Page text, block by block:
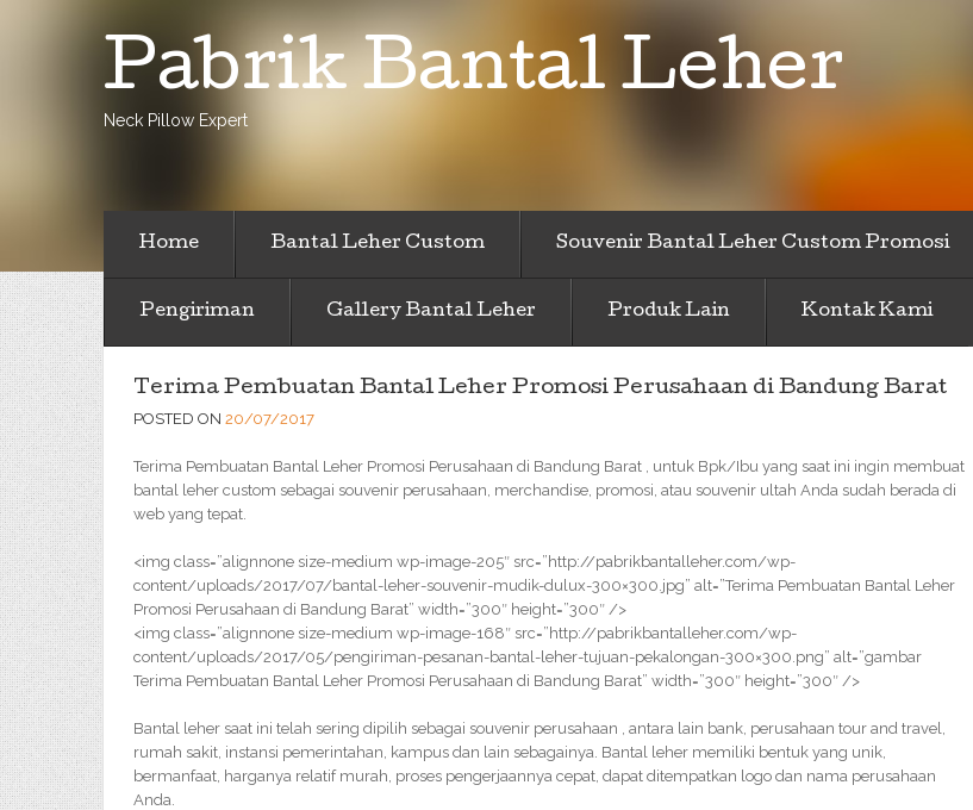
Pabrik Bantal Leher
Neck Pillow Expert
Home Bantal Leher Custom Souvenir Bantal Leher Custom Promosi
Pengiriman Gallery Bantal Leher Produk Lain Kontak Kami
Terima Pembuatan Bantal Leher Promosi Perusahaan di Bandung Barat
POSTED ON 20/07/2017
Terima Pembuatan Bantal Leher Promosi Perusahaan di Bandung Barat , untuk Bpk/Ibu yang saat ini ingin membuat
bantal leher custom sebagai souvenir perusahaan, merchandise, promosi, atau souvenir ultah Anda sudah berada di
web yang tepat.
<img class=”alignnone size-medium wp-image-205″ src=”http://pabrikbantalleher.com/wp-
content/uploads/2017/07/bantal-leher-souvenir-mudik-dulux-300×300.jpg” alt=”Terima Pembuatan Bantal Leher
Promosi Perusahaan di Bandung Barat” width=”300″ height=”300″ />
<img class=”alignnone size-medium wp-image-168″ src=”http://pabrikbantalleher.com/wp-
content/uploads/2017/05/pengiriman-pesanan-bantal-leher-tujuan-pekalongan-300×300.png” alt=”gambar
Terima Pembuatan Bantal Leher Promosi Perusahaan di Bandung Barat” width=”300″ height=”300″ />
Bantal leher saat ini telah sering dipilih sebagai souvenir perusahaan , antara lain bank, perusahaan tour and travel,
rumah sakit, instansi pemerintahan, kampus dan lain sebagainya. Bantal leher memiliki bentuk yang unik,
bermanfaat, harganya relatif murah, proses pengerjaannya cepat, dapat ditempatkan logo dan nama perusahaan
Anda.